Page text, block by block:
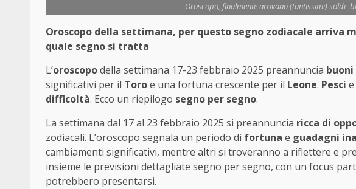
Oroscopo, finalmente arrivano (tantissimi) soldi-
Oroscopo della settimana, per questo segno zodiacale arriva
quale segno si tratta
L’oroscopodella settimana 17-23 febbraio 2025 preannuncia
significativi per il Toroe una fortuna crescente per il Leone. Pesci e
difficoltà. Ecco un riepilogo segno per segno.
La settimana dal 17 al 23 febbraio 2025 si preannuncia ricca di
zodiacali. L’oroscopo segnala un periodo di fortuna e guadagni
cambiamenti significativi, mentre altri si troveranno a riflettere e
insieme le previsioni dettagliate segno per segno, con un focus
potrebbero presentarsi.